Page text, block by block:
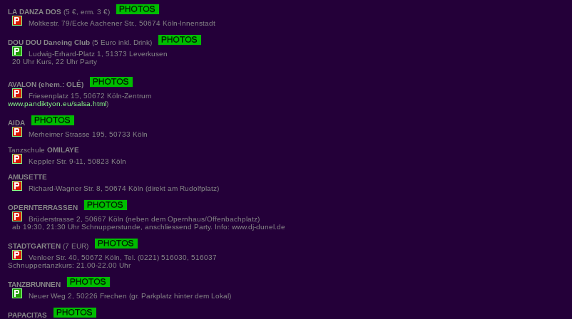
LA DANZA DOS (5 €, erm. 3 €)
Moltkestr. 79/Ecke Aachener Str., 50674 Köln-Innenstadt
DOU DOU Dancing Club (5 Euro inkl. Drink)
Ludwig-Erhard-Platz 1, 51373 Leverkusen
20 Uhr Kurs, 22 Uhr Party
AVALON (ehem.: OLÉ)
Friesenplatz 15, 50672 Köln-Zentrum
www.pandiktyon.eu/salsa.html)
AIDA
Merheimer Strasse 195, 50733 Köln
Tanzschule OMILAYE
Keppler Str. 9-11, 50823 Köln
AMUSETTE
Richard-Wagner Str. 8, 50674 Köln (direkt am Rudolfplatz)
OPERNTERRASSEN
Brüderstrasse 2, 50667 Köln (neben dem Opernhaus/Offenbachplatz)
ab 19:30, 21:30 Uhr Schnupperstunde, anschliessend Party. Info: www.dj-dunel.de
STADTGARTEN (7 EUR)
Venloer Str. 40, 50672 Köln, Tel. (0221) 516030, 516037
Schnuppertanzkurs: 21.00-22.00 Uhr
TANZBRUNNEN
Neuer Weg 2, 50226 Frechen (gr. Parkplatz hinter dem Lokal)
PAPACITAS